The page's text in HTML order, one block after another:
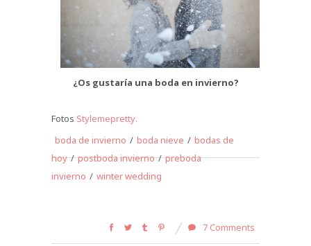
¿Os gustaría una boda en invierno?
Fotos Stylemepretty.
boda de invierno / boda nieve / bodas de
hoy / postboda invierno / preboda
invierno / winter wedding
7 Comments